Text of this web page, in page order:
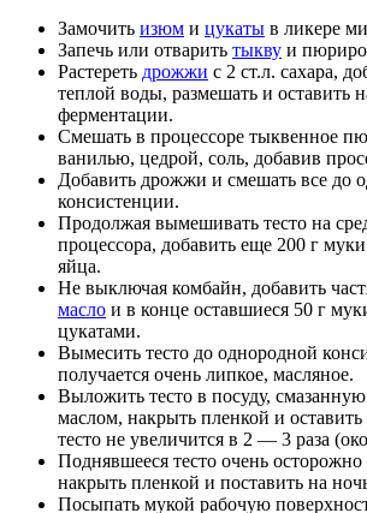
Замочить изюм и цукаты в ликере
Запечь или отварить тыкву и
Растереть дрожжи с 2 ст.л. сахара,
теплой воды, размешать и оставить
ферментации.
Смешать в процессоре тыквенное
ванилью, цедрой, соль, добавив
Добавить дрожжи и смешать все до
консистенции.
Продолжая вымешивать тесто на
процессора, добавить еще 200 г
яйца.
Не выключая комбайн, добавить
масло и в конце оставшиеся 50 г
цукатами.
Вымесить тесто до однородной
получается очень липкое, масляное.
Выложить тесто в посуду,
маслом, накрыть пленкой и
тесто не увеличится в 2 — 3 раза
Поднявшееся тесто очень осторожно
накрыть пленкой и поставить на
Посыпать мукой рабочую